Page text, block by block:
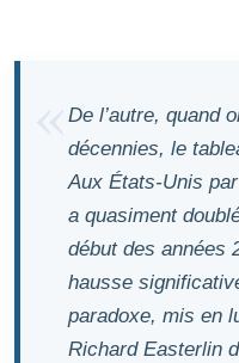
De l’autre, quand
décennies, le
Aux États‑Unis
a quasiment
début des années
hausse
paradoxe, mis en
Richard Easterlin